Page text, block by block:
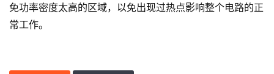
免功率密度太高的区域，以免出现过热点影响整个电路的正
常工作。